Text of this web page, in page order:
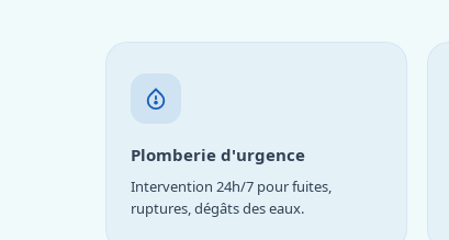
Plomberie d'urgence
Intervention 24h/7 pour fuites,
ruptures, dégâts des eaux.